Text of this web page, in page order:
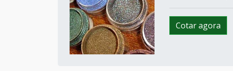
Cotar agora